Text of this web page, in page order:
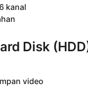
kanal
Disk
video